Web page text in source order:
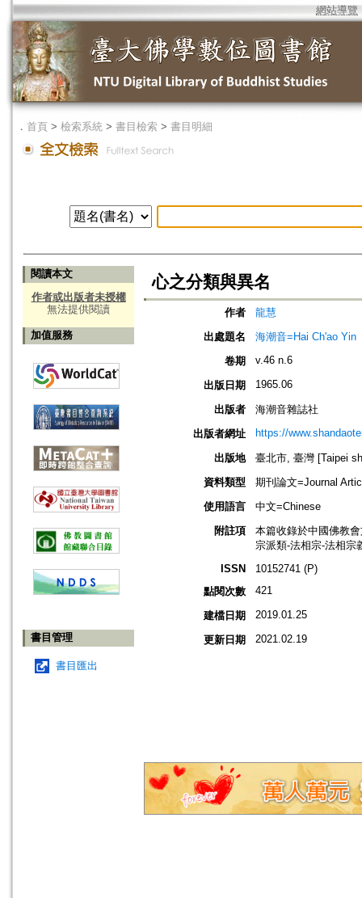
網站導覽
． 首頁 > 檢索系統 > 書目檢索 > 書目明細
閱讀本文
作者或出版者未授權
無法提供閱讀
加值服務
書目管理
書目匯出
心之分類與異名
作者
龍慧
出處題名
海潮音=Hai Ch'ao Yin
卷期
v.46 n.6
出版日期 1965.06
出版者
海潮音雜誌社
出版者網址
https://
出版地
臺北市, 臺灣 [Taipei
資料類型
期刊論文=Journal
使用語言
中文=Chinese
附註項
本篇收錄於中國佛教
宗派類-法相宗-法相宗
ISSN
10152741 (P)
點閱次數
421
建檔日期 2019.01.25
更新日期 2021.02.19